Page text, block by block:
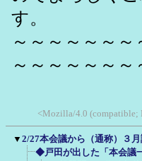
す。
～～～～～～
～～～～～～～
<Mozilla/4.0 (compatible;
▼ 2/27本会議から（通称）３
◆戸田が出した「本会議